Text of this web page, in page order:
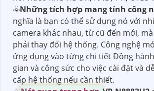
☣️Những tích hợp mang tính công
nghĩa là bạn có thể sử dụng nó với
camera khác nhau, từ cũ đến mới,
phải thay đổi hệ thống. Công nghệ
ứng dụng vào từng chi tiết Đồng
gian và công sức cho việc cài đặt và
cấp hệ thống nếu cần thiết.